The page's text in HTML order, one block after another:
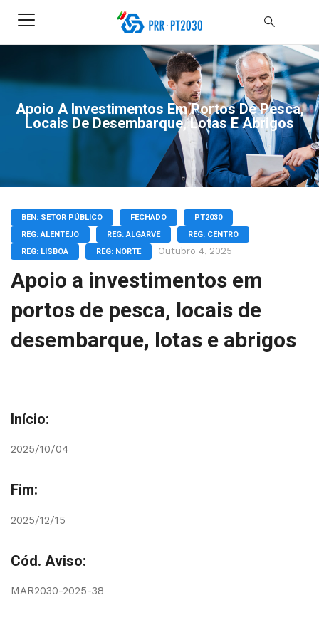
Apoio A Investimentos Em Portos De Pesca,
Locais De Desembarque, Lotas E Abrigos
BEN: SETOR PÚBLICO FECHADO
PT2030
REG: ALENTEJO
REG: ALGARVE
REG: CENTRO
REG: LISBOA
REG: NORTE Outubro 4, 2025
Apoio a investimentos em
portos de pesca, locais de
desembarque, lotas e abrigos
Início:
2025/10/04
Fim:
2025/12/15
Cód. Aviso:
MAR2030-2025-38